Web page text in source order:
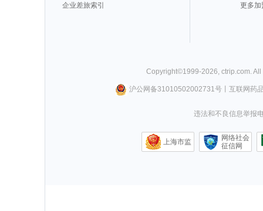
企业差旅索引
更多加
Copyright©1999-2026 ctrip.com .
沪公网备31010502002731号丨 互联网药
违法和不良信息举报
上海市监
网络社会
征信网